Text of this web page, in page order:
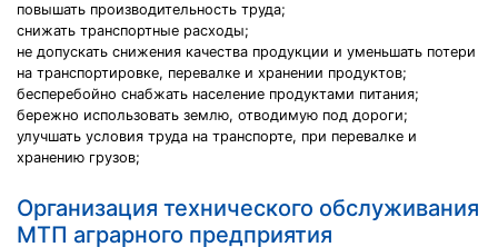
повышать производительность труда;
снижать транспортные расходы;
не допускать снижения качества продукции и уменьшать потери
на транспортировке, перевалке и хранении продуктов;
бесперебойно снабжать население продуктами питания;
бережно использовать землю, отводимую под дороги;
улучшать условия труда на транспорте, при перевалке и
хранению грузов;
Организация технического обслуживания
МТП аграрного предприятия